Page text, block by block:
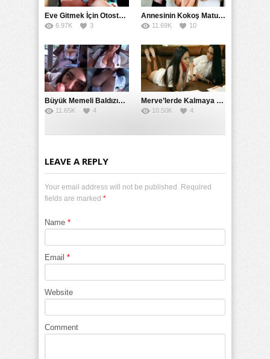
Eve Gitmek İçin Otostop Çeken Üniversiteli Bedelini Ödedi
6.97K 3
Annesinin Kokoş Mature Arkadaşı Tarafından Saksoya Uğradı
11.69K 10
Büyük Memeli Baldızının Takipçilerinin Çoğalması İçin Yardım Etti
11.65K 4
Merve’lerde Kalmaya Gelen Liseli Kız Fanteziyi Dibine Verdirdi
10.50K 4
LEAVE A REPLY
Your email address will not be published. Required
fields are marked *
Name *
Email *
Website
Comment